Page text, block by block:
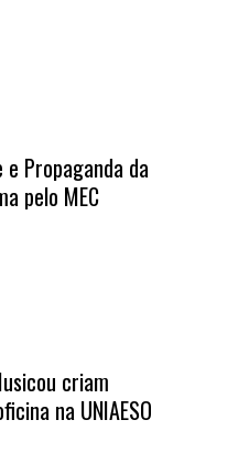
e Propaganda da
pelo MEC
criam
na UNIAESO